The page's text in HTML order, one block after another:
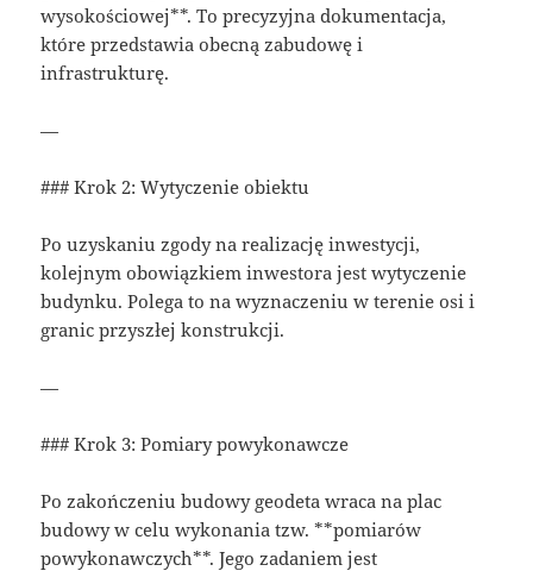
wysokościowej**. To precyzyjna dokumentacja,
które przedstawia obecną zabudowę i
infrastrukturę.
—
### Krok 2: Wytyczenie obiektu
Po uzyskaniu zgody na realizację inwestycji,
kolejnym obowiązkiem inwestora jest wytyczenie
budynku. Polega to na wyznaczeniu w terenie osi i
granic przyszłej konstrukcji.
—
### Krok 3: Pomiary powykonawcze
Po zakończeniu budowy geodeta wraca na plac
budowy w celu wykonania tzw. **pomiarów
powykonawczych**. Jego zadaniem jest